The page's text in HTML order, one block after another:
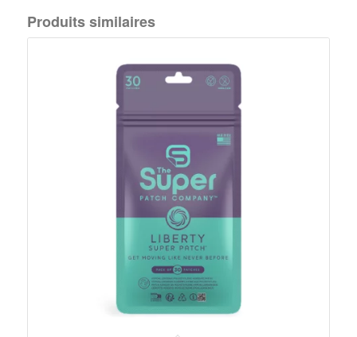
Produits similaires